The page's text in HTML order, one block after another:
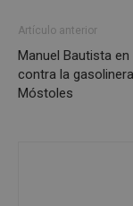
Artículo anterior
Manuel Bautista en
contra la
Móstoles
__cf_bm